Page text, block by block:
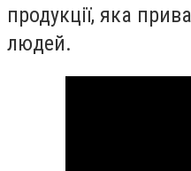
продукції, яка
людей.